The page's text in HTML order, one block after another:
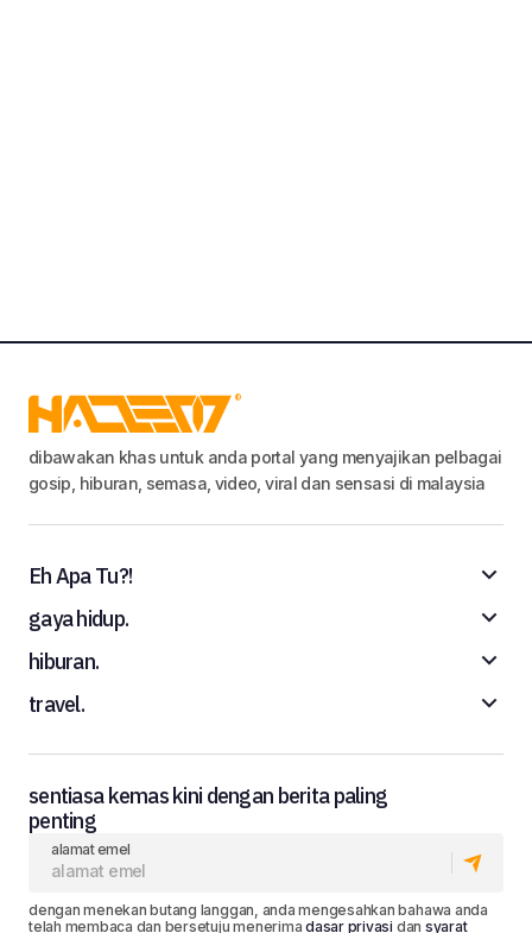
dibawakan khas untuk anda portal yang menyajikan pelbagai
gosip, hiburan, semasa, video, viral dan sensasi di malaysia
Eh Apa Tu?!
gaya hidup.
hiburan.
travel.
sentiasa kemas kini dengan berita paling
penting
alamat emel
dengan menekan butang langgan, anda mengesahkan bahawa anda
telah membaca dan bersetuju menerimadasar privasi dan syarat